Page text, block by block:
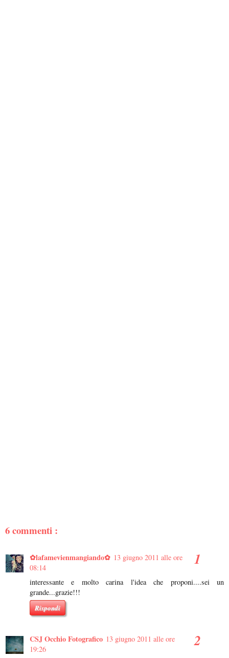
6 commenti :
✿lafamevienmangiando✿ 13 giugno 2011 alle ore
08:14
interessante e molto carina l'idea che proponi....sei un
grande...grazie!!!
Rispondi
CSJ Occhio Fotografico 13 giugno 2011 alle ore
19:26